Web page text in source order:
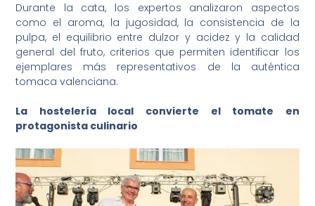
Durante la cata, los expertos analizaron aspectos
como el aroma, la jugosidad, la consistencia de la
pulpa, el equilibrio entre dulzor y acidez y la calidad
general del fruto, criterios que permiten identificar los
ejemplares más representativos de la auténtica
tomaca valenciana.
La hostelería local convierte el tomate en
protagonista culinario